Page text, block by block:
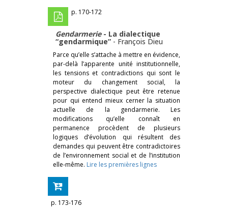
p. 170-172
Gendarmerie - La dialectique
“gendarmique” - François Dieu
Parce qu’elle s’attache à mettre en évidence,
par-delà l’apparente unité institutionnelle,
les tensions et contradictions qui sont le
moteur du changement social, la
perspective dialectique peut être retenue
pour qui entend mieux cerner la situation
actuelle de la gendarmerie. Les
modifications qu’elle connaît en
permanence procèdent de plusieurs
logiques d’évolution qui résultent des
demandes qui peuvent être contradictoires
de l’environnement social et de l’institution
elle-même. Lire les premières lignes
p. 173-176